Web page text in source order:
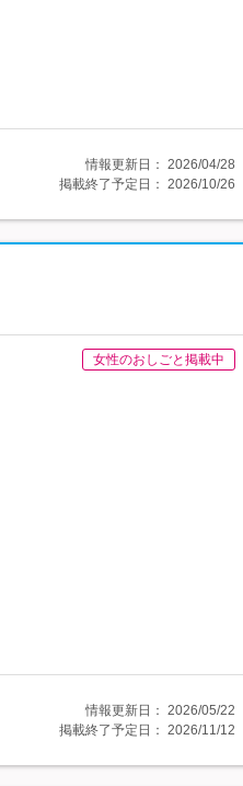
情報更新日： 2026/04/28
掲載終了予定日： 2026/10/26
女性のおしごと掲載中
情報更新日： 2026/05/22
掲載終了予定日： 2026/11/12